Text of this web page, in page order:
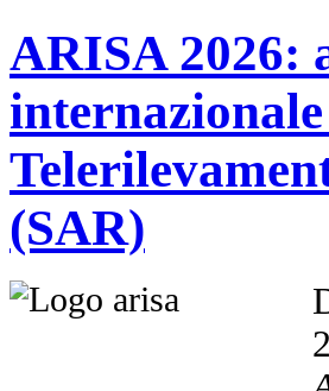
ARISA 2026:
(SAR)